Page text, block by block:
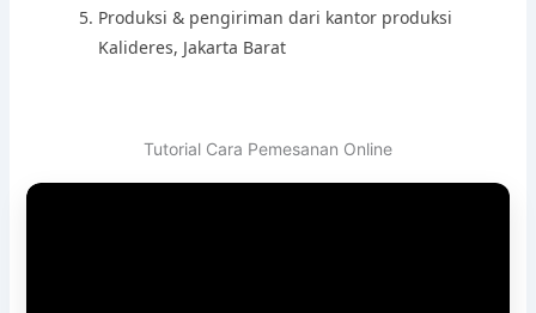
Produksi & pengiriman dari kantor produksi
Kalideres, Jakarta Barat
Tutorial Cara Pemesanan Online